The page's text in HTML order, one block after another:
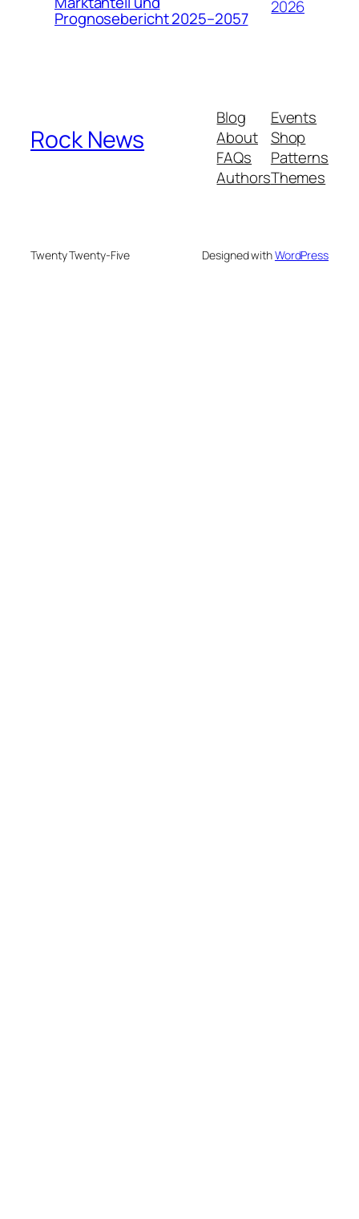
Prognosebericht 2025–2057
2026
Rock News
Blog
About
FAQs
Authors
Events
Shop
Patterns
Themes
Twenty Twenty-Five Designed withWordPress